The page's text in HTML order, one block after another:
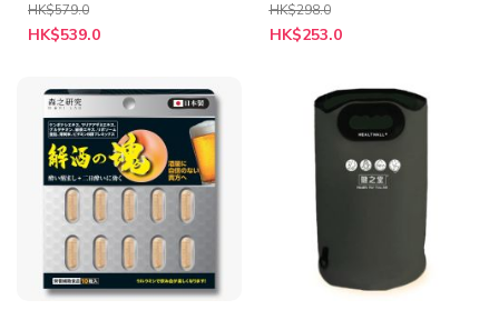
HK$579.0
特
殊
HK$539.0
HK$298.0
特
殊
HK$253.0